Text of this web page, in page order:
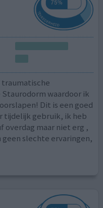
traumatische
waardoor ik
Dit is een goed
tijdelijk gebruik, ik heb
overdag maar niet erg ,
geen slechte ervaringen,